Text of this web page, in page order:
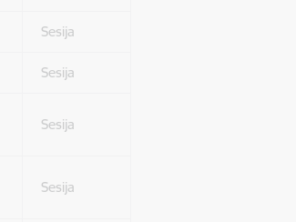
Sesija
Sesija
Sesija
Sesija